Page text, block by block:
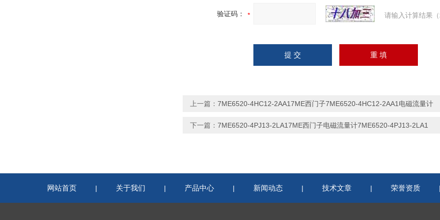
验证码： 请输入计算结果
上一篇： 7ME6520-4HC12-2AA17ME西门子7ME6520-4HC12-2AA1电磁流量计
下一篇： 7ME6520-4PJ13-2LA17ME西门子电磁流量计7ME6520-4PJ13-2LA1
网站首页 | 关于我们 | 产品中心 | 新闻动态 | 技术文章 | 荣誉资质